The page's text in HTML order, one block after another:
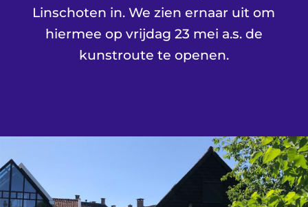
Linschoten in. We zien ernaar uit om
hiermee op vrijdag 23 mei a.s. de
kunstroute te openen.